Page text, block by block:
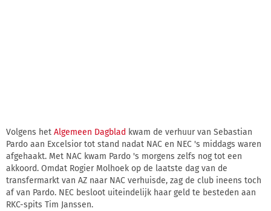
Volgens het Algemeen Dagblad kwam de verhuur van Sebastian
Pardo aan Excelsior tot stand nadat NAC en NEC 's middags waren
afgehaakt. Met NAC kwam Pardo 's morgens zelfs nog tot een
akkoord. Omdat Rogier Molhoek op de laatste dag van de
transfermarkt van AZ naar NAC verhuisde, zag de club ineens toch
af van Pardo. NEC besloot uiteindelijk haar geld te besteden aan
RKC-spits Tim Janssen.